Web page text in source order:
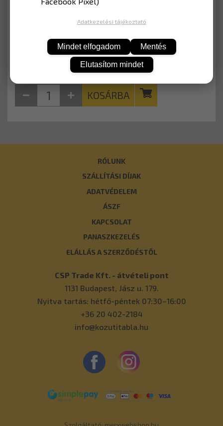
KOSÁRBA
RÓLUNK
SZÁLLÍTÁSI DÍJAK
ADATVÉDELEM
ÁSZF
KAPCSOLAT
PANASZKEZELÉS
ELÁLLÁS A SZERZŐDÉSTŐL
CSP Trade Kft. - átvételi pont
1131 Budapest, Jász u. 179.
Nyitva tartás: hétfő-péntek 07:30–16:00
+36 20 402-2184
info@kozutitabla.hu
Adatkezelési tájékoztató
Mindet elfogadom Mentés
Elutasítom mindet